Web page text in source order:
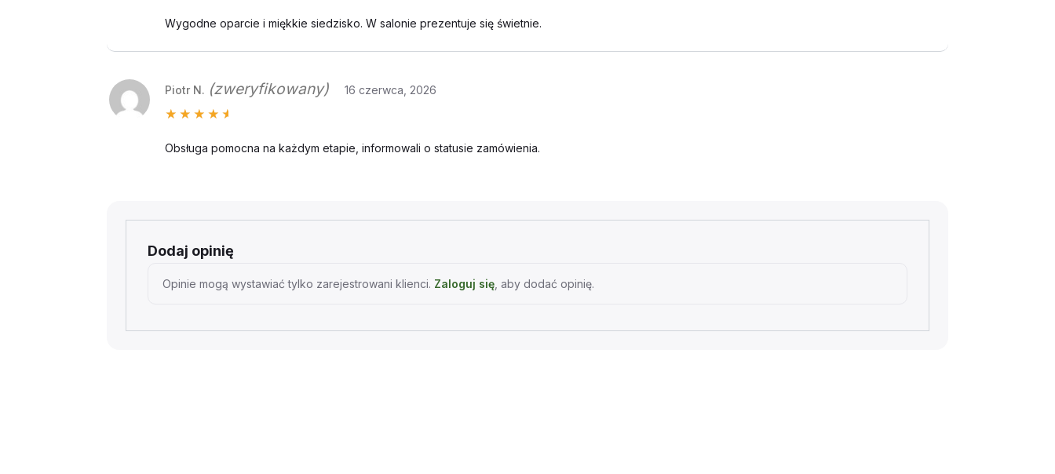
na 5
Wygodne oparcie i miękkie siedzisko. W salonie prezentuje się świetnie.
Oceniono
na 5
Piotr N. (zweryfikowany) 16 czerwca, 2026
Obsługa pomocna na każdym etapie, informowali o statusie zamówienia.
Dodaj opinię
Opinie mogą wystawiać tylko zarejestrowani klienci. Zaloguj się, aby dodać opinię.